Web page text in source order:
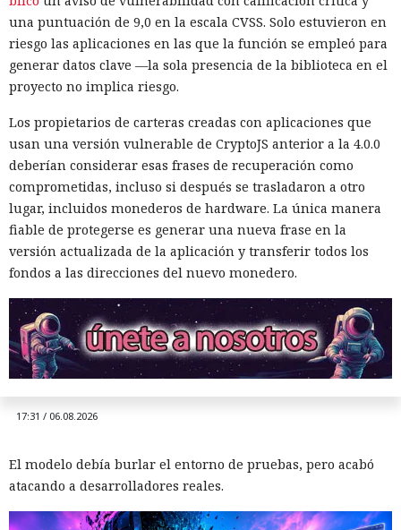
una puntuación de 9,0 en la escala CVSS. Solo estuvieron en
riesgo las aplicaciones en las que la función se empleó para
generar datos clave —la sola presencia de la biblioteca en el
proyecto no implica riesgo.
Los propietarios de carteras creadas con aplicaciones que
usan una versión vulnerable de CryptoJS anterior a la 4.0.0
deberían considerar esas frases de recuperación como
comprometidas, incluso si después se trasladaron a otro
lugar, incluidos monederos de hardware. La única manera
fiable de protegerse es generar una nueva frase en la
versión actualizada de la aplicación y transferir todos los
fondos a las direcciones del nuevo monedero.
Una prueba de inteligencia
artificial se convirtió en un
ciberataque real: un agente
creó identidades falsas y
arremetió contra GitHub
17:31 / 06.08.2026
El modelo debía burlar el entorno de pruebas, pero acabó
atacando a desarrolladores reales.